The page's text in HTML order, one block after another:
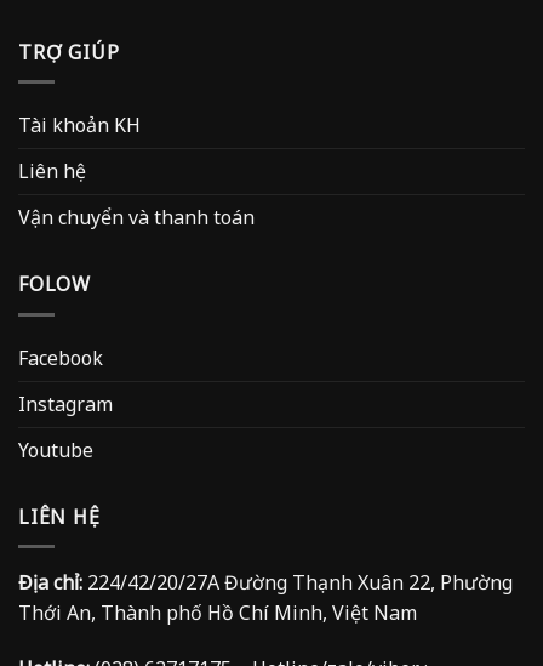
TRỢ GIÚP
Tài khoản KH
Liên hệ
Vận chuyển và thanh toán
FOLOW
Facebook
Instagram
Youtube
LIÊN HỆ
Địa chỉ: 224/42/20/27A Đường Thạnh Xuân 22, Phường
Thới An, Thành phố Hồ Chí Minh, Việt Nam